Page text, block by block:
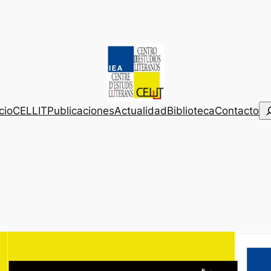
CELLITPublicacionesActualidadBibliotecaContacto